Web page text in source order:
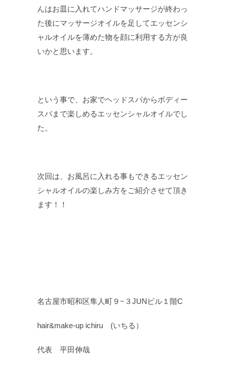
んはお皿に入れてハンドマッサージが終わっ
た後にマッサージオイルを足してエッセンシ
ャルオイルを薄めた物を顔に利用する方が良
いかと思います。
という事で、お家でヘッドスパからボディー
スパまで楽しめるエッセンシャルオイルでし
た。
次回は、お風呂に入れる事もできるエッセン
シャルオイルの楽しみ方をご紹介させて頂き
ます！！
名古屋市昭和区隼人町９−３JUNビル１階C
hair&make-up ichiru (いちる）
代表 平田伸哉